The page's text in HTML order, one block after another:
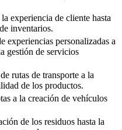
experiencia de cliente hasta
inventarios.
experiencias personalizadas a
gestión de servicios
rutas de transporte a la
de los productos.
a la creación de vehículos
de los residuos hasta la